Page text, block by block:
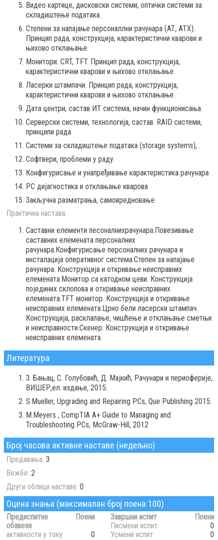
Видео картице, дисковски системи, оптички системи за
складиштење података.
Степени за напајање персоналлни рачунара (АТ, АТХ).
Принцип рада, конструкција, карактеристични кварови и
њихово отклањање.
Монитори: CRT, TFT. Принцип рада, конструкција,
карактеристични кварови и њихово отклањање.
Ласерки штампачи. Принцип рада, конструкција,
карактеристични кварови и њихово отклањање.
Дата центри, састав ИТ система, начин функционисања.
Серверски системи, технологија, састав. RAID системи,
принципи рада.
Системи за складиштeње података (storage systems), .
Софтвери, проблеми у раду.
Конфигурисање и унапређивање карактеристика рачунара
PC дијагностика и отклањање кварова
Закључна разматрања, самовредновање
Практична настава:
Саставни елементи песоналнихрачунара.Повезивање
саставних елемената персоналних
рачунара.Конфигурисање персоналних рачунара и
инсталација оперативног система.Степен за напајање
рачунара. Конструкција и откривање неисправних
елемената.Монитор са катодном цеви. Конструкција
појединих склопова и откривање неисправних
елемената.TFT монитор. Конструкција и откривање
неисправних елемената.Црно бели ласерски штампач.
Конструкција, расклапање, чишћење и отклањање сметњи
и неисправности.Скенер. Конструкција и откривање
неисправних елемената.
Литература
З. Бањац, С. Голубовић, Д. Мајкић, Рачунари и периоферије,
ВИШЕР,ел. издање, 2015.
S.Mueller, Upgrading and Repairing PCs, Que Publishing 2015.
M.Meyers , CompTIA A+ Guide to Managing and
Troubleshooting PCs, McGraw-Hill, 2012
Број часова активне наставе (недељно)
Предавања: 3
Вежбе: 2
Други облици наставе: 0
Оцена знања (максималан број поена 100)
Предиспитне
обавезе
Поени
активности у току
0
Завршни испит
Поени
Писмени испит
0
Усмени испит
0